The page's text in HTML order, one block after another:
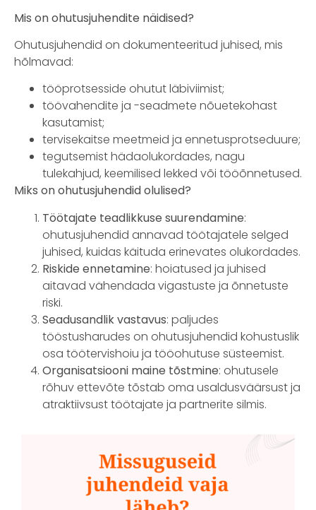
Mis on ohutusjuhendite näidised?
Ohutusjuhendid on dokumenteeritud juhised, mis
hõlmavad:
tööprotsesside ohutut läbiviimist;
töövahendite ja -seadmete nõuetekohast
kasutamist;
tervisekaitse meetmeid ja ennetusprotseduure;
tegutsemist hädaolukordades, nagu
tulekahjud, keemilised lekked või tööõnnetused.
Miks on ohutusjuhendid olulised?
Töötajate teadlikkuse suurendamine:
ohutusjuhendid annavad töötajatele selged
juhised, kuidas käituda erinevates olukordades.
Riskide ennetamine: hoiatused ja juhised
aitavad vähendada vigastuste ja õnnetuste
riski.
Seadusandlik vastavus: paljudes
tööstusharudes on ohutusjuhendid kohustuslik
osa töötervishoiu ja tööohutuse süsteemist.
Organisatsiooni maine tõstmine: ohutusele
rõhuv ettevõte tõstab oma usaldusväärsust ja
atraktiivsust töötajate ja partnerite silmis.